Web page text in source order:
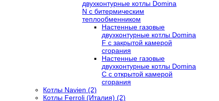
двухконтурные котлы Domina
N с битермическим
теплообменником
Настенные газовые
двухконтурные котлы Domina
F с закрытой камерой
сгорания
Настенные газовые
двухконтурные котлы Domina
C с открытой камерой
сгорания
Котлы Navien (2)
Котлы Ferroli (Италия) (2)